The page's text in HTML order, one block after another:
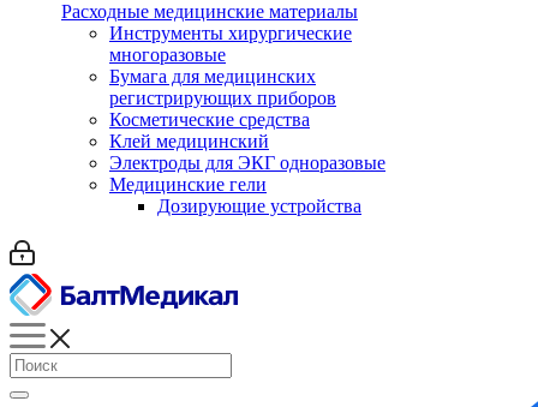
Расходные медицинские материалы
Инструменты хирургические
многоразовые
Бумага для медицинских
регистрирующих приборов
Косметические средства
Клей медицинский
Электроды для ЭКГ одноразовые
Медицинские гели
Дозирующие устройства